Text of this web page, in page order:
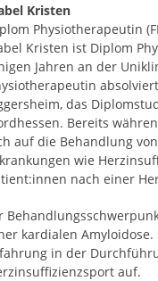
Kristen
Physiotherapeutin
Kristen ist Diplom
Jahren an der
das
Bereits
auf die Behandlung
wie
nach einer
kardialen
in der
auf.